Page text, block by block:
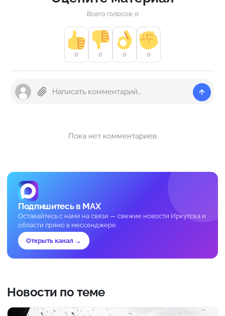
Всего голосов: 0
0 0 0 0
Пока нет комментариев
Подпишитесь в MAX
Оставайтесь с нами на связи — свежие новости Иркутска и
области прямо в мессенджере.
Открыть канал →
Новости по теме